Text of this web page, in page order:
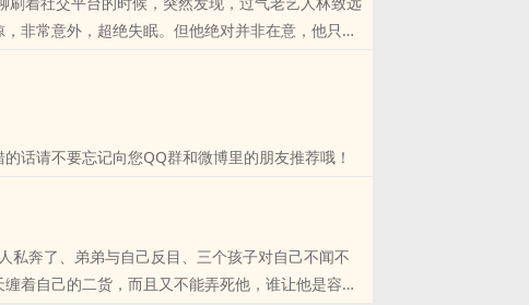
非常意外，超绝失眠。但他绝对并非在意，他只是
错的话请不要忘记向您QQ群和微博里的朋友推荐
话请不要忘记向您QQ群和微博里的朋友推荐哦！
奔了、弟弟与自己反目、三个孩子对自己不闻不
着自己的二货，而且又不能弄死他，谁让他是容家